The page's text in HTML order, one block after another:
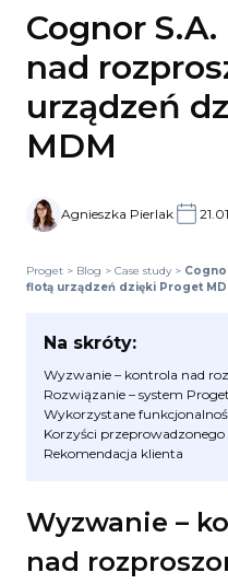
Cognor
nad
urządzeń
MDM
Agnieszka Pierlak
Proget > Blog > Case study>
flotą urządzeń dzięki Proget
Na skróty:
Wyzwanie – kontrola nad
Rozwiązanie – system Proget
Wykorzystane
Korzyści przeprowadzonego
Rekomendacja klienta
Wyzwanie –
nad